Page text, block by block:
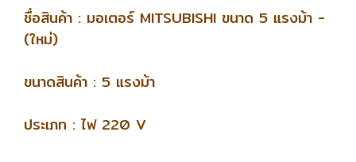
ชื่อสินค้า : มอเตอร์ MITSUBISHI ขนาด 5 แรงม้า -
(ใหม่)
ขนาดสินค้า : 5 แรงม้า
ประเภท : ไฟ 220 V